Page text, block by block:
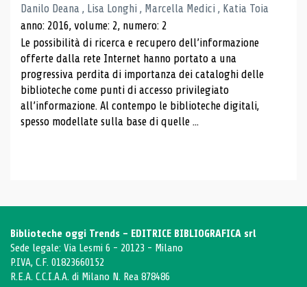
Danilo Deana , Lisa Longhi , Marcella Medici , Katia Toia
anno: 2016, volume: 2, numero: 2
Le possibilità di ricerca e recupero dell’informazione
offerte dalla rete Internet hanno portato a una
progressiva perdita di importanza dei cataloghi delle
biblioteche come punti di accesso privilegiato
all’informazione. Al contempo le biblioteche digitali,
spesso modellate sulla base di quelle ...
Biblioteche oggi Trends - EDITRICE BIBLIOGRAFICA srl
Sede legale: Via Lesmi 6 - 20123 - Milano
P.IVA, C.F. 01823660152
R.E.A. C.C.I.A.A. di Milano N. Rea 878486